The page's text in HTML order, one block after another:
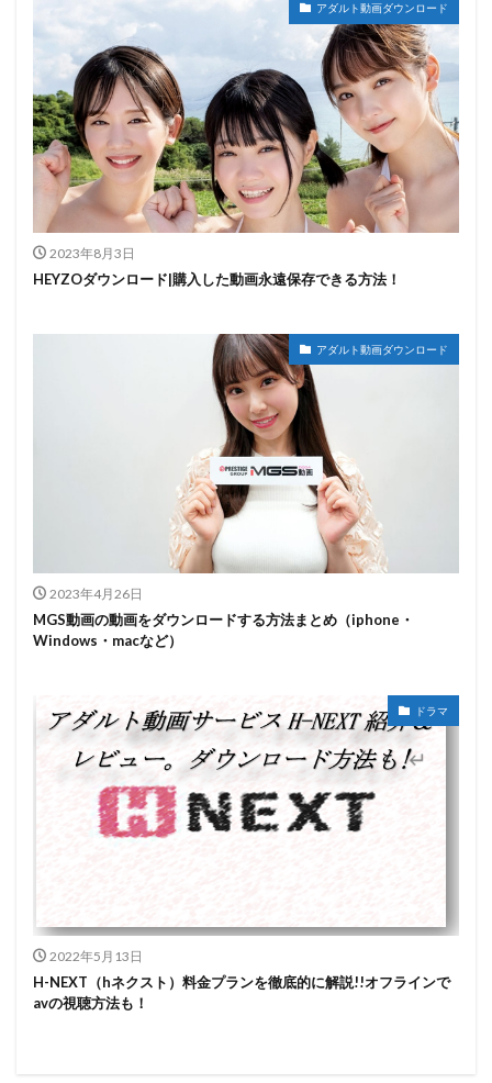
アダルト動画ダウンロード
2023年8月3日
HEYZOダウンロード|購入した動画永遠保存できる方法！
アダルト動画ダウンロード
2023年4月26日
MGS動画の動画をダウンロードする方法まとめ（iphone・
Windows・macなど）
ドラマ
2022年5月13日
H-NEXT（hネクスト）料金プランを徹底的に解説!!オフラインで
avの視聴方法も！